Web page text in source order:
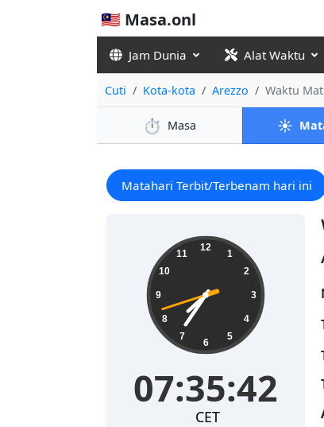
🇲🇾 Masa.onl
Jam Dunia Alat Waktu
Cuti Kota-kota Arezzo Waktu
⏱️ Masa ☀️
Matahari Terbit/Terbenam hari ini
07:35:43 12
1
2
3
4
5
6
7
8
9
10
11
07:35:43
CET